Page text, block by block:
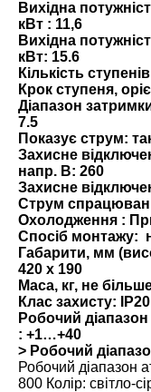
Вихідна
кВт : 11,6
Вихідна
кВт: 15.6
Кількість
Крок ступеня,
Діапазон
7.5
Показує струм:
Захисне
напр. В: 260
Захисне
Струм
Охолодження :
Спосіб монтажу:
Габарити, мм
420 х 190
Маса, кг, не
Клас захисту: IP20
Робочий
: +1…+40
> Робочий
Робочий діапазон
800 Колір: світло-